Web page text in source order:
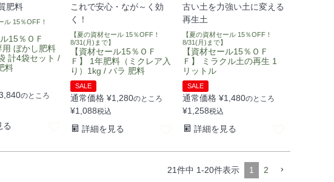
肥料
ル 15％OFF！
15％ＯＦ
用 ぼかし肥料
計4袋セット /
料
のところ
る
これで安心・なが～く効
く！
【夏の資材セール 15％OFF！
8/31(月)まで】
【資材セール15％ＯＦ
Ｆ】 1年肥料（ミクレア入
り）1kg / バラ 肥料
SALE
通常価格 ¥1,280のところ
¥1,088税込
詳細を見る
古い土を力強い土に変える
再生土
【夏の資材セール 15％OFF！
8/31(月)まで】
【資材セール15％ＯＦ
Ｆ】 ミラクル土の再生 1
リットル
SALE
通常価格 ¥1,480のところ
¥1,258税込
詳細を見る
21件中 1-20件表示 1 2